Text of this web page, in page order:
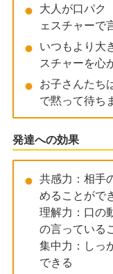
大人が口パク
ェスチャーで
いつもより大
スチャーを心
お子さんたち
で黙って待ち
発達への効果
共感力：相手
めることがで
理解力：口の
の言っている
集中力：しっ
できる